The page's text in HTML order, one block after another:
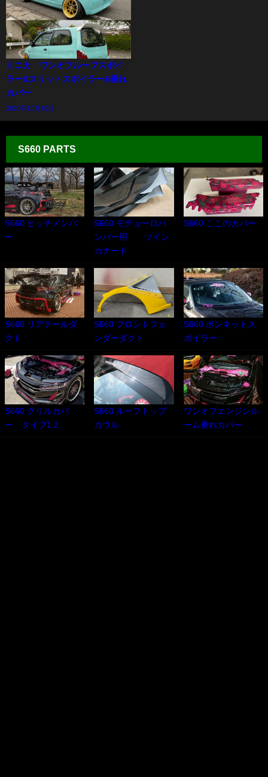
ミニカ ワンオフルーフスポイ
ラー&スリットスポイラー&垂れ
カバー
2020年10月10日
S660 PARTS
S660 ヒッチメンバ
ー
S660 モデューロバ
ンパー用 ツイン
カナード
S660 ここのカバー
S660 リアテールダ
クト
S660 フロントフェ
ンダーダクト
S660 ボンネットス
ポイラー
S660 グリルカバ
ー タイプ1 2
S660 ルーフトップ
カウル
ワンオフエンジンル
ーム垂れカバー